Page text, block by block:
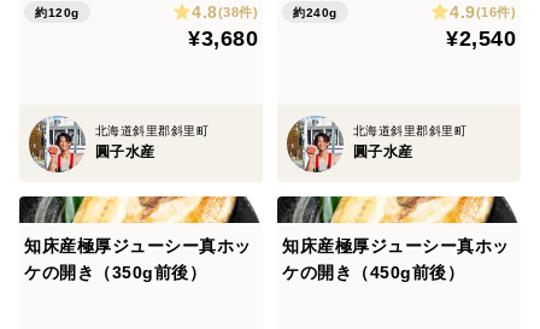
約120g 4.8(38件)
¥3,680
北海道斜里郡斜里町
圓子水産
約240g 4.9(16件)
¥2,540
北海道斜里郡斜里町
圓子水産
知床産極厚ジューシー真ホッ
ケの開き（350g前後）
知床産極厚ジューシー真ホッ
ケの開き（450g前後）